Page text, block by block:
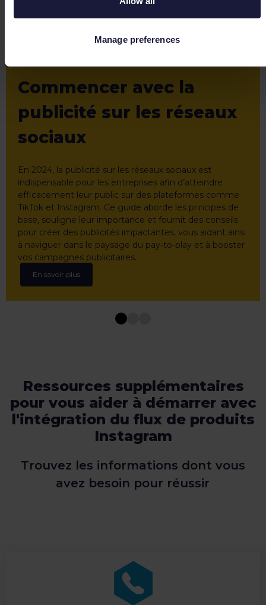
Manage preferences
Commencer avec la
publicité sur les réseaux
sociaux
En 2024, la publicité sur les réseaux sociaux est
indispensable pour les entreprises afin d’atteindre
efficacement leur public sur des plateformes comme
TikTok et Instagram. Ce guide aborde les principes de
base, souligne leur importance et fournit des conseils
pour créer des publicités impactantes, vous aidant ainsi
à naviguer dans le paysage du pay-to-play et à booster
vos campagnes publicitaires.
En savoir plus
Ressources supplémentaires
pour vous aider à démarrer avec
l'intégration du flux de produits
Instagram
Trouvez les informations dont vous
avez besoin pour réussir